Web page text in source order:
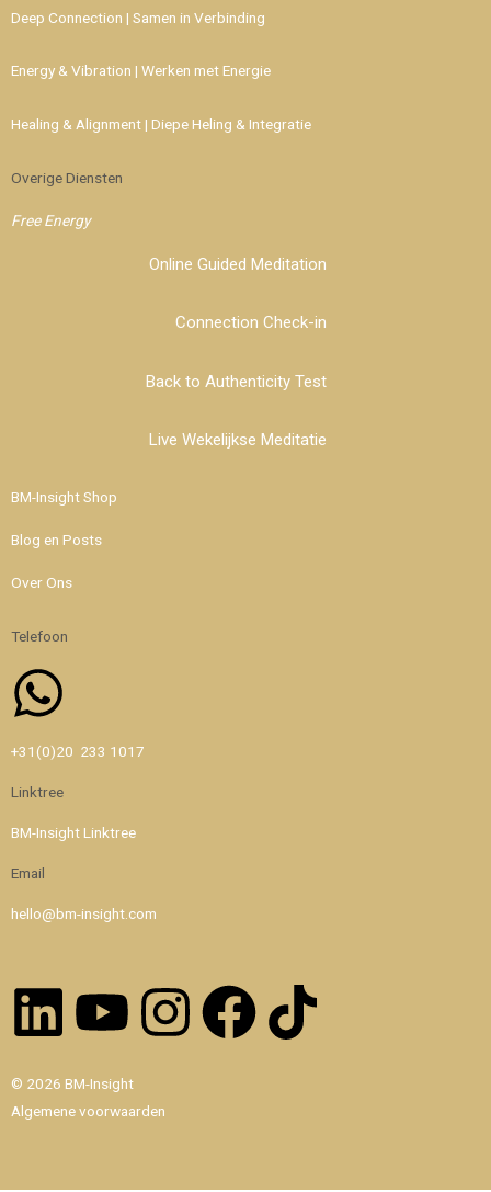
Deep Connection | Samen in Verbinding
Energy & Vibration | Werken met Energie
Healing & Alignment | Diepe Heling & Integratie
Overige Diensten
Free Energy
Online Guided Meditation
Connection Check-in
Back to Authenticity Test
Live Wekelijkse Meditatie
BM-Insight Shop
Blog en Posts
Over Ons
Telefoon
Whatsapp
+31(0)20 233 1017
Linktree
BM-Insight Linktree
Email
hello@bm-insight.com
Linkedin
Youtube
Instagram
Facebook
Tiktok
© 2026 BM-Insight
Algemene voorwaarden